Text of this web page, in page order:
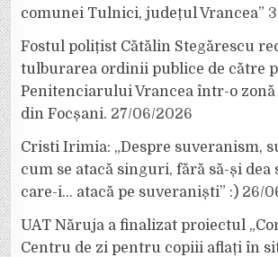
comunei Tulnici, județul Vrancea”
Fostul polițist Cătălin Stegărescu
tulburarea ordinii publice de către
Penitenciarului Vrancea într-o
din Focșani. 27/06/2026
Cristi Irimia: „Despre suveranism,
cum se atacă singuri, fără să-și dea
care-i… atacă pe suveraniști” :) 26/
UAT Năruja a finalizat proiectul
Centru de zi pentru copiii aflați în